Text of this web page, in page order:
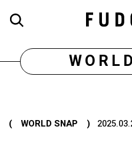
( WORLD SNAP )